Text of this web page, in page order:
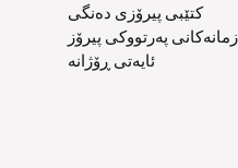
کتێبی پیرۆزی دەنگی
زمانەکانی پەرتووکی پیرۆز
ئایەتی ڕۆژانە